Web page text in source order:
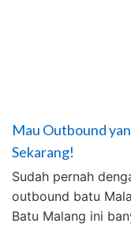
Mau Outbound
Sekarang!
Sudah pernah
outbound batu
Batu Malang ini